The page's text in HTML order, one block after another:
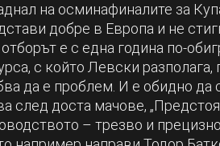
на осминафиналите за
добре в Европа и не
е с една година по-
с който Левски
да е проблем. И е обидно да
след доста мачове,
– трезво и